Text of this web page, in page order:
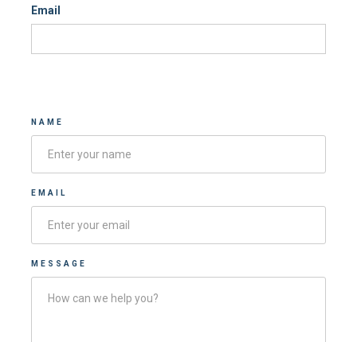
Email
NAME
EMAIL
MESSAGE